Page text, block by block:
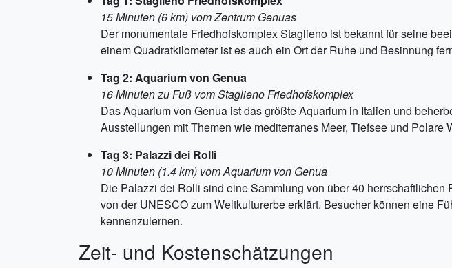
15 Minuten (6 km) vom Zentrum Genuas
Der monumentale Friedhofskomplex Staglieno ist bekannt für seine
einem Quadratkilometer ist es auch ein Ort der Ruhe und Besinnung
Tag 2: Aquarium von Genua
16 Minuten zu Fuß vom Staglieno Friedhofskomplex
Das Aquarium von Genua ist das größte Aquarium in Italien und
Ausstellungen mit Themen wie mediterranes Meer, Tiefsee und
Tag 3: Palazzi dei Rolli
10 Minuten (1.4 km) vom Aquarium von Genua
Die Palazzi dei Rolli sind eine Sammlung von über 40
von der UNESCO zum Weltkulturerbe erklärt. Besucher können eine
kennenzulernen.
Zeit- und Kostenschätzungen